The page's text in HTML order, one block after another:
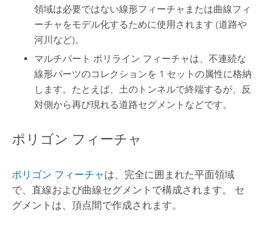
領域は必要ではない線形フィーチャまたは曲線フィ
ーチャをモデル化するために使用されます (道路や
河川など)。
マルチパート ポリライン フィーチャは、不連続な
線形パーツのコレクションを 1 セットの属性に格納
します。たとえば、土のトンネルで終端するが、反
対側から再び現れる道路セグメントなどです。
ポリゴン フィーチャ
ポリゴン フィーチャは、完全に囲まれた平面領域
で、直線および曲線セグメントで構成されます。 セ
グメントは、頂点間で作成されます。